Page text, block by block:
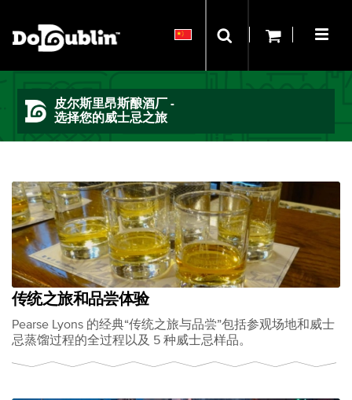
皮尔斯里昂斯酿酒厂 -
选择您的威士忌之旅
传统之旅和品尝体验
Pearse Lyons 的经典“传统之旅与品尝”包括参观场地和威士
忌蒸馏过程的全过程以及 5 种威士忌样品。